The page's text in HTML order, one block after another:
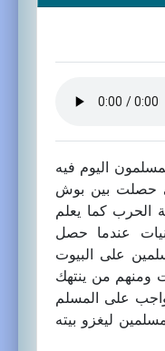
اليوم فيه
حصلت بين بوش
الحرب كما يعلم
عندما حصل
على البيوت
ومنهم من ينتهك
على المسلم
ليغزو بيته